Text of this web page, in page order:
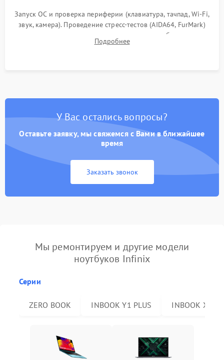
Запуск ОС и проверка периферии (клавиатура, тачпад, Wi-Fi,
звук, камера). Проведение стресс-тестов (AIDA64, FurMark)
для контроля температурного режима и стабильности
системы под пиковой нагрузкой.
Подробнее
У Вас остались вопросы?
Оставьте заявку, мы свяжемся с Вами в ближайшее
время
Заказать звонок
Мы ремонтируем и другие модели
ноутбуков Infinix
Серии
ZERO BOOK INBOOK Y1 PLUS INBOOK X2